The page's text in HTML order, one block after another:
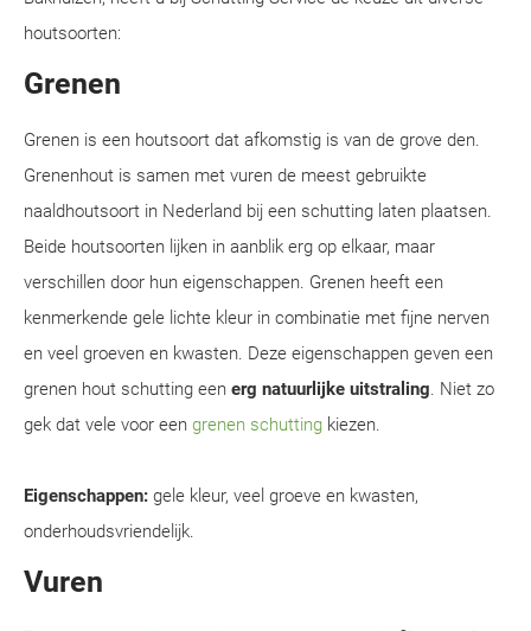
houtsoorten:
Grenen
Grenen is een houtsoort dat afkomstig is van de grove den.
Grenenhout is samen met vuren de meest gebruikte
naaldhoutsoort in Nederland bij een schutting laten plaatsen.
Beide houtsoorten lijken in aanblik erg op elkaar, maar
verschillen door hun eigenschappen. Grenen heeft een
kenmerkende gele lichte kleur in combinatie met fijne nerven
en veel groeven en kwasten. Deze eigenschappen geven een
grenen hout schutting een erg natuurlijke uitstraling. Niet zo
gek dat vele voor een grenen schutting kiezen.
Eigenschappen: gele kleur, veel groeve en kwasten,
onderhoudsvriendelijk.
Vuren